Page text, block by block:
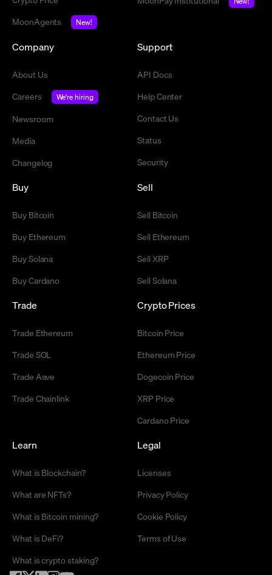
MoonAgents
New!
Company
About Us
Careers
We're hiring
Newsroom
Media
Changelog
Support
API Docs
Help Center
Contact Us
Status
Security
Buy
Buy Bitcoin
Buy Ethereum
Buy Solana
Buy Cardano
Sell
Sell Bitcoin
Sell Ethereum
Sell XRP
Sell Solana
Trade
Trade Ethereum
Trade SOL
Trade Aave
Trade Chainlink
Crypto Prices
Bitcoin Price
Ethereum Price
Dogecoin Price
XRP Price
Cardano Price
Learn
What is Blockchain?
What are NFTs?
What is Bitcoin mining?
What is DeFi?
What is crypto staking?
Legal
Licenses
Privacy Policy
Cookie Policy
Terms of Use